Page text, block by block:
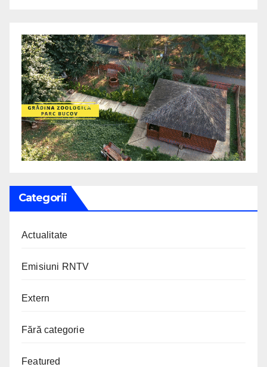
Categorii
Actualitate
Emisiuni RNTV
Extern
Fără categorie
Featured